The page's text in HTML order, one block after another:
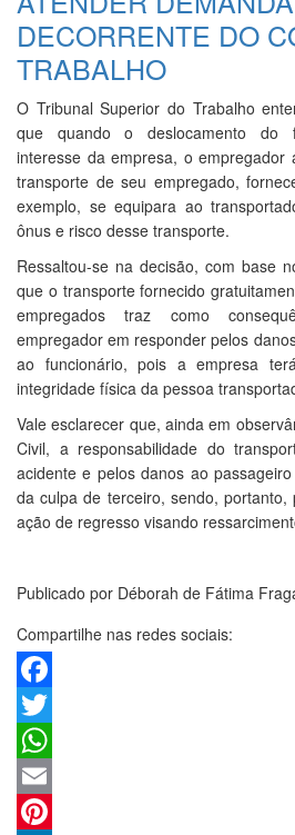
DECORRENTE DO
TRABALHO
O Tribunal Superior do Trabalho
que quando o deslocamento do
interesse da empresa, o empregador
transporte de seu empregado,
exemplo, se equipara ao
ônus e risco desse transporte.
Ressaltou-se na decisão, com base
que o transporte fornecido
empregados traz como
empregador em responder pelos
ao funcionário, pois a empresa
integridade física da pessoa
Vale esclarecer que, ainda em
Civil, a responsabilidade do
acidente e pelos danos ao
da culpa de terceiro, sendo,
ação de regresso visando
Publicado por Déborah de Fátima
Compartilhe nas redes sociais:
Facebook
Twitter
WhatsApp
Email